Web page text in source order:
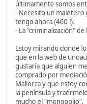
últimamente somos
- Necesito un maletero
tengo ahora (460 l).
- La "criminalización"
Estoy mirando donde
que en la web de
gustaría que alguien
comprado por
Mallorca y que estoy
la península y
mucho el "monopolio".